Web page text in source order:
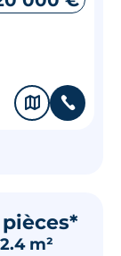
🗞 📞
m²